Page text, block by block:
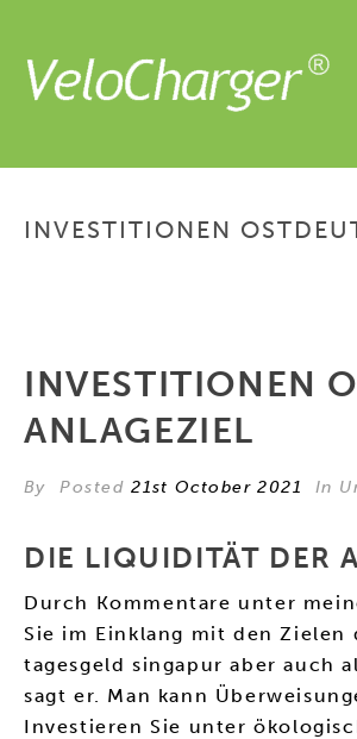
INVESTITIONEN
INVESTITIONEN
ANLAGEZIEL
By Posted21st October 2021 In
DIE LIQUIDITÄT DER
Durch Kommentare unter
Sie im Einklang mit den Zielen
tagesgeld singapur aber auch
sagt er. Man kann
Investieren Sie unter